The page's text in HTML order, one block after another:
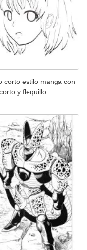
corto estilo manga con
y flequillo